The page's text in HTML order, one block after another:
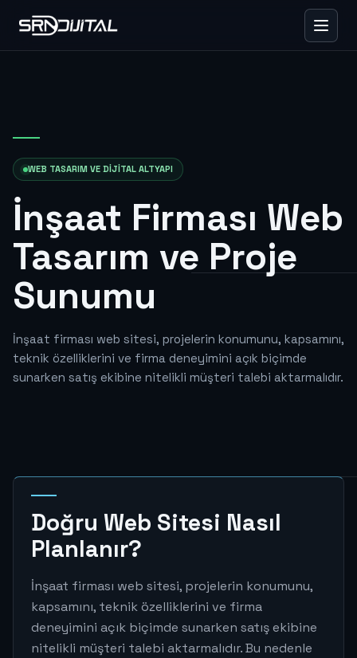
WEB TASARIM VE DIJITAL ALTYAPI
İnşaat Firması Web
Tasarım ve Proje
Sunumu
İnşaat firması web sitesi, projelerin konumunu, kapsamını,
teknik özelliklerini ve firma deneyimini açık biçimde
sunarken satış ekibine nitelikli müşteri talebi aktarmalıdır.
Doğru Web Sitesi Nasıl
Planlanır?
İnşaat firması web sitesi, projelerin konumunu,
kapsamını, teknik özelliklerini ve firma
deneyimini açık biçimde sunarken satış ekibine
nitelikli müşteri talebi aktarmalıdır. Bu nedenle